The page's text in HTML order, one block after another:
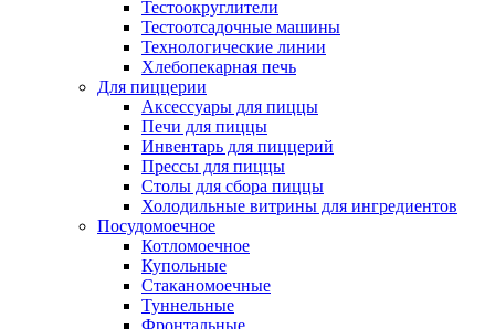
Тестоокруглители
Тестоотсадочные машины
Технологические линии
Хлебопекарная печь
Для пиццерии
Аксессуары для пиццы
Печи для пиццы
Инвентарь для пиццерий
Прессы для пиццы
Столы для сбора пиццы
Холодильные витрины для ингредиентов
Посудомоечное
Котломоечное
Купольные
Стаканомоечные
Туннельные
Фронтальные